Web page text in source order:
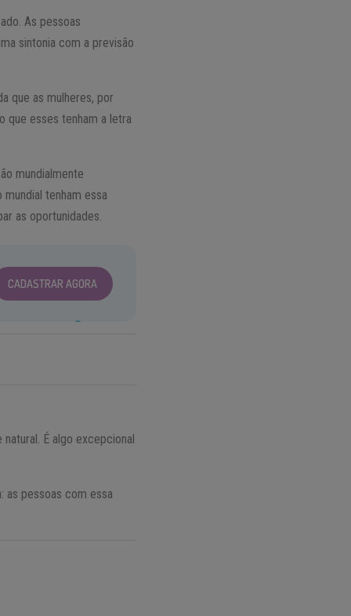
As pessoas
sintonia com a previsão
que as mulheres, por
que esses tenham a letra
mundialmente
tenham essa
as oportunidades.
CADASTRAR AGORA
É algo excepcional
as pessoas com essa